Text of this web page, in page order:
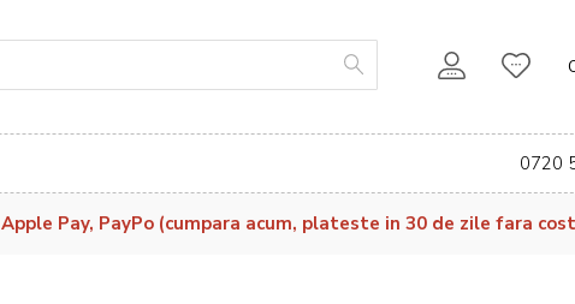
0720
Apple Pay, PayPo (cumpara acum, plateste in 30 de zile fara